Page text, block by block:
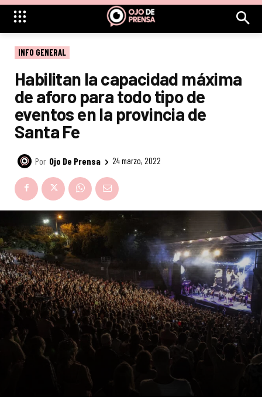
INFO GENERAL
Habilitan la capacidad máxima
de aforo para todo tipo de
eventos en la provincia de
Santa Fe
Por Ojo De Prensa 24 marzo, 2022